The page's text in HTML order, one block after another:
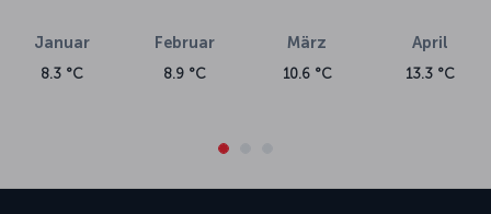
Januar
8.3 °C
Februar
8.9 °C
März
10.6 °C
April
13.3 °C